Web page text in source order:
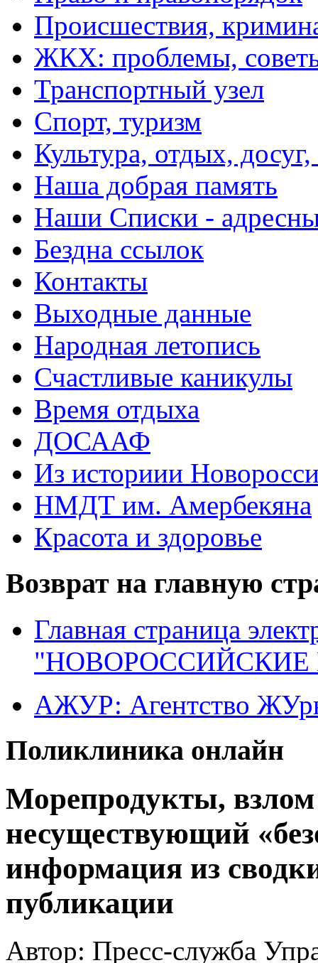
Происшествия,
ЖКХ: проблемы,
Транспортный узел
Спорт, туризм
Культура, отдых,
Наша добрая память
Наши Списки -
Бездна ссылок
Контакты
Выходные данные
Народная летопись
Счастливые каникулы
Время отдыха
ДОСААФ
Из историии
НМДТ им. Амербекяна
Красота и здоровье
Возврат на главную
Главная страница
"НОВОРОССИЙСКИЕ
АЖУР: Агентство
Поликлиника онлайн
Морепродукты,
несуществующий
информация из
публикации
Автор: Пресс-служба